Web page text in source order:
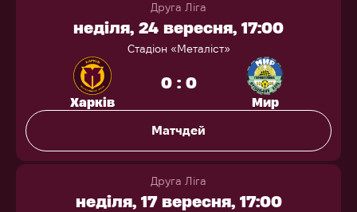
Друга Ліга
неділя, 24 вересня, 17:00
Стадіон «Металіст»
Харків
0 : 0
Мир
Матчдей
Друга Ліга
неділя, 17 вересня, 17:00